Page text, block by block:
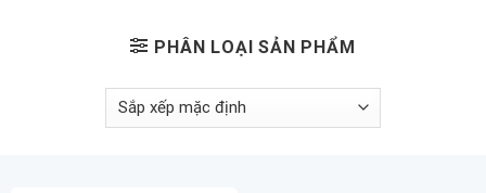
PHÂN LOẠI SẢN PHẨM